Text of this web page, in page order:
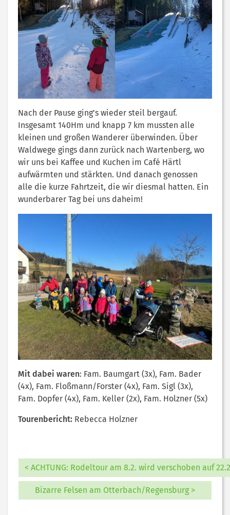
Nach der Pause ging’s wieder steil bergauf.
Insgesamt 140Hm und knapp 7 km mussten alle
kleinen und großen Wanderer überwinden. Über
Waldwege gings dann zurück nach Wartenberg, wo
wir uns bei Kaffee und Kuchen im Café Härtl
aufwärmten und stärkten. Und danach genossen
alle die kurze Fahrtzeit, die wir diesmal hatten. Ein
wunderbarer Tag bei uns daheim!
Mit dabei waren: Fam. Baumgart (3x), Fam. Bader
(4x), Fam. Floßmann/Forster (4x), Fam. Sigl (3x),
Fam. Dopfer (4x), Fam. Keller (2x), Fam. Holzner (5x)
Tourenbericht: Rebecca Holzner
< ACHTUNG: Rodeltour am 8.2. wird verschoben auf
Bizarre Felsen am Otterbach/Regensburg >